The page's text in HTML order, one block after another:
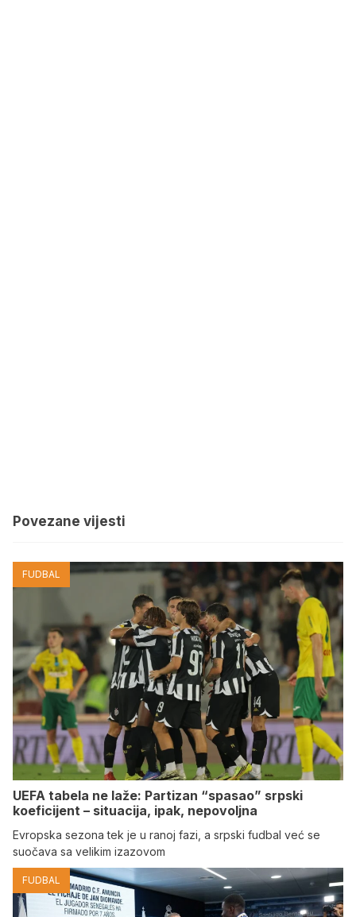
Povezane vijesti
FUDBAL
UEFA tabela ne laže: Partizan “spasao” srpski
koeficijent – situacija, ipak, nepovoljna
Evropska sezona tek je u ranoj fazi, a srpski fudbal već se
suočava sa velikim izazovom
FUDBAL